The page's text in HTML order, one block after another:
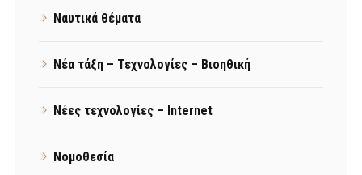
Ναυτικά θέματα
Νέα τάξη – Τεχνολογίες – Βιοηθική
Νέες τεχνολογίες – Internet
Νομοθεσία